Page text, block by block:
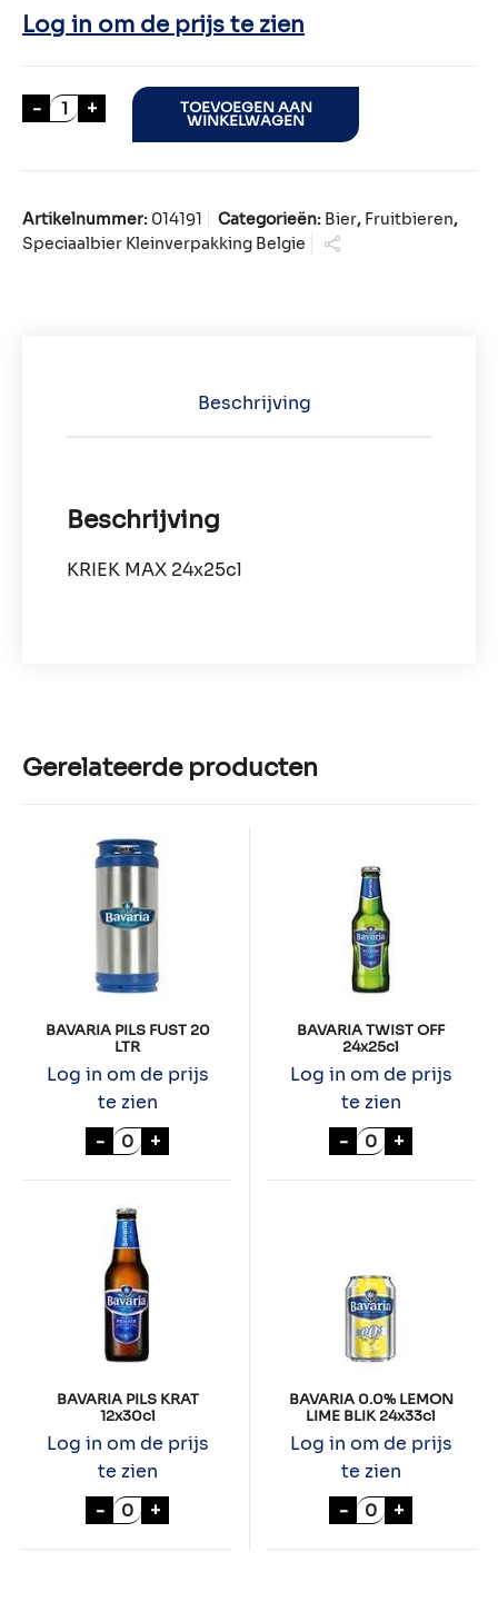
Log in om de prijs te zien
- KRIEK MAX 24x25cl aantal
+ TOEVOEGEN AAN
WINKELWAGEN
Artikelnummer: 014191 Categorieën: Bier, Fruitbieren,
Speciaalbier Kleinverpakking Belgie
Beschrijving
Beschrijving
KRIEK MAX 24x25cl
Gerelateerde producten
BAVARIA PILS FUST 20
LTR
Log in om de prijs
te zien
- BAVARIA PILS FUST 20 LTR aantal
+
BAVARIA TWIST OFF
24x25cl
Log in om de prijs
te zien
- BAVARIA
+
BAVARIA PILS KRAT
12x30cl
Log in om de prijs
te zien
- BAVARIA PILS KRAT 12x30cl aantal
+
BAVARIA 0.0% LEMON
LIME BLIK 24x33cl
Log in om de prijs
te zien
- BAVARIA 0.0%
+